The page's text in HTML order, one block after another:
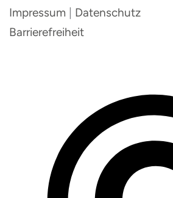
Impressum | Datenschutz
Barrierefreiheit